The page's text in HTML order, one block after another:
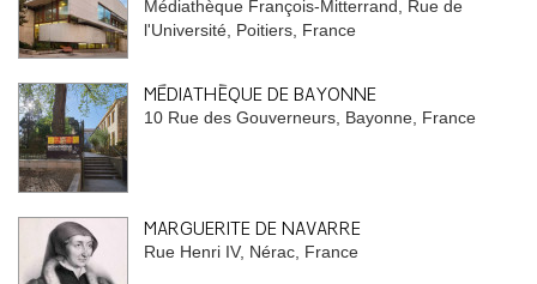
Médiathèque François-Mitterrand, Rue de
l'Université, Poitiers, France
MÉDIATHÈQUE DE BAYONNE
10 Rue des Gouverneurs, Bayonne, France
MARGUERITE DE NAVARRE
Rue Henri IV, Nérac, France